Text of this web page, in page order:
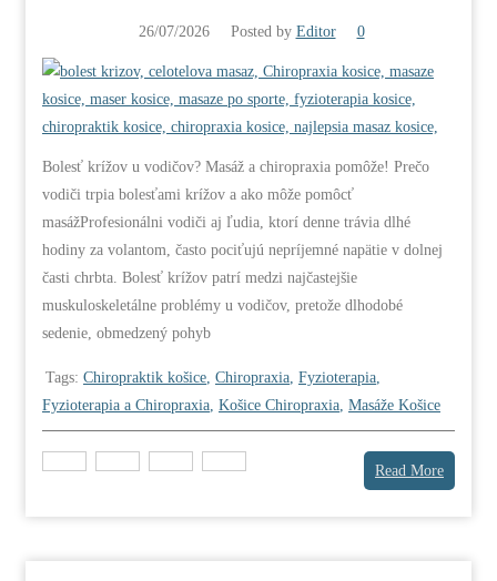
26/07/2026 Posted by Editor 0
Bolesť krížov u vodičov? Masáž a chiropraxia pomôže! Prečo
vodiči trpia bolesťami krížov a ako môže pomôcť
masážProfesionálni vodiči aj ľudia, ktorí denne trávia dlhé
hodiny za volantom, často pociťujú nepríjemné napätie v dolnej
časti chrbta. Bolesť krížov patrí medzi najčastejšie
muskuloskeletálne problémy u vodičov, pretože dlhodobé
sedenie, obmedzený pohyb
Tags: Chiropraktik košice Chiropraxia Fyzioterapia
Fyzioterapia a Chiropraxia Košice Chiropraxia Masáže Košice
Read More